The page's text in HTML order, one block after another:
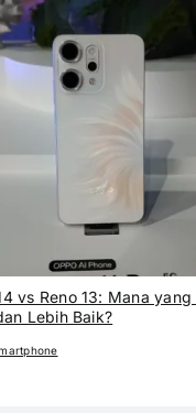
vs Reno 13: Mana yang
Lebih Baik?